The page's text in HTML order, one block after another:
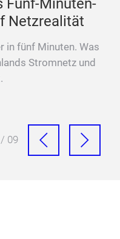
Fünf-Minuten-
Netzrealität
in fünf Minuten. Was
Stromnetz und
09